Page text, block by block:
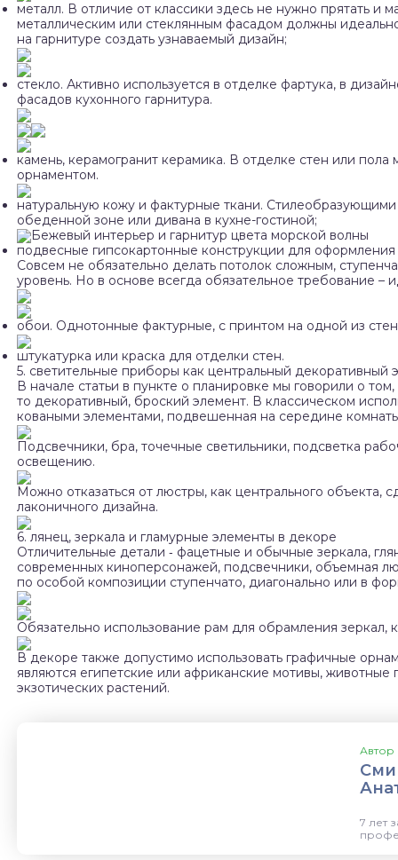
металл. В отличие от классики здесь не нужно прятать и
металлическим или стеклянным фасадом должны
на гарнитуре создать узнаваемый дизайн;
стекло. Активно используется в отделке фартука, в
фасадов кухонного гарнитура.
камень, керамогранит керамика. В отделке стен или
орнаментом.
натуральную кожу и фактурные ткани.
обеденной зоне или дивана в кухне-гостиной;
Бежевый интерьер и гарнитур цвета морской волны
подвесные гипсокартонные конструкции для оформления
Совсем не обязательно делать потолок сложным,
уровень. Но в основе всегда обязательное требование –
обои. Однотонные фактурные, с принтом на одной из
штукатурка или краска для отделки стен.
5. светительные приборы как центральный декоративный
В начале статьи в пункте о планировке мы говорили о
то декоративный, броский элемент. В классическом
коваными элементами, подвешенная на середине
Подсвечники, бра, точечные светильники, подсветка
освещению.
Можно отказаться от люстры, как центрального
лаконичного дизайна.
6. лянец, зеркала и гламурные элементы в декоре
Отличительные детали ‑ фацетные и обычные зеркала,
современных киноперсонажей, подсвечники, объемная
по особой композиции ступенчато, диагонально или в
Обязательно использование рам для обрамления зеркал,
В декоре также допустимо использовать графичные
являются египетские или африканские мотивы,
экзотических растений.
Автор
7 лет